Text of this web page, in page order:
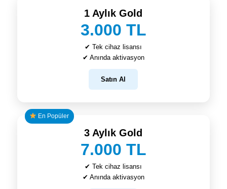
1 Aylık Gold
3.000 TL
✔ Tek cihaz lisansı
✔ Anında aktivasyon
Satın Al
En Popüler
3 Aylık Gold
7.000 TL
✔ Tek cihaz lisansı
✔ Anında aktivasyon